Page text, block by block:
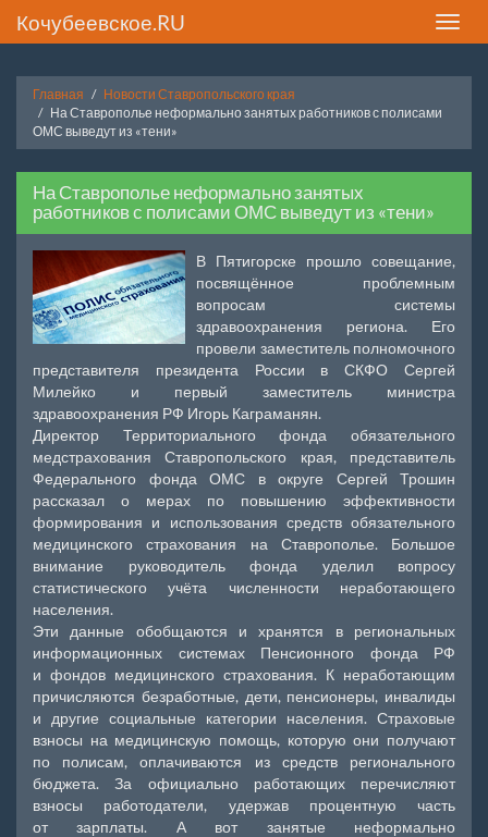
Toggle
Кочубеевское.RU
Главная
Новости Ставропольского края
На Ставрополье неформально занятых работников с полисами
ОМС выведут из «тени»
На Ставрополье неформально занятых
работников с полисами ОМС выведут из «тени»
В Пятигорске прошло совещание,
посвящённое проблемным
вопросам системы
здравоохранения региона. Его
провели заместитель полномочного
представителя президента России в СКФО Сергей
Милейко и первый заместитель министра
здравоохранения РФ Игорь Каграманян.
Директор Территориального фонда обязательного
медстрахования Ставропольского края, представитель
Федерального фонда ОМС в округе Сергей Трошин
рассказал о мерах по повышению эффективности
формирования и использования средств обязательного
медицинского страхования на Ставрополье. Большое
внимание руководитель фонда уделил вопросу
статистического учёта численности неработающего
населения.
Эти данные обобщаются и хранятся в региональных
информационных системах Пенсионного фонда РФ
и фондов медицинского страхования. К неработающим
причисляются безработные, дети, пенсионеры, инвалиды
и другие социальные категории населения. Страховые
взносы на медицинскую помощь, которую они получают
по полисам, оплачиваются из средств регионального
бюджета. За официально работающих перечисляют
взносы работодатели, удержав процентную часть
от зарплаты. А вот занятые неформально